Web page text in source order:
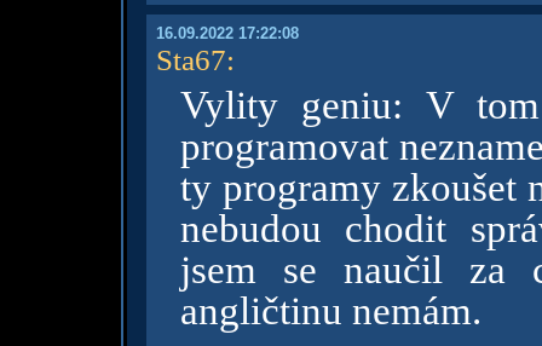
16.09.2022 17:22:08
Sta67:
Vylity geniu: V
programovat
ty programy zkoušet
nebudou chodit
jsem se naučil za
angličtinu nemám.